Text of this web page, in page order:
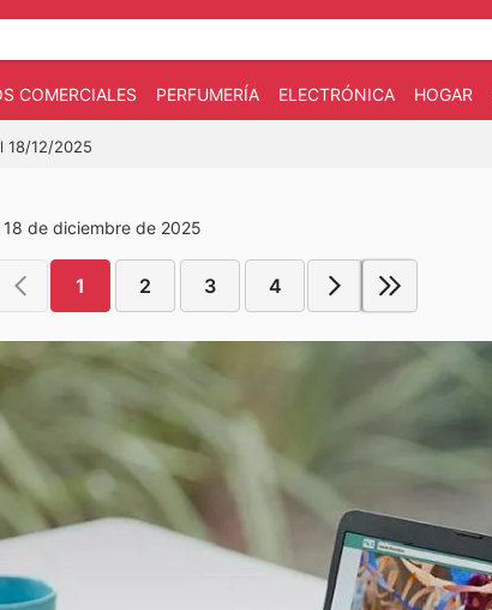
COMERCIALES PERFUMERÍA ELECTRÓNICA HOGAR
18/12/2025
de diciembre de 2025
1 2 3 4